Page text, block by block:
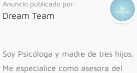
Anuncio publicado por:
Dream Team
Soy Psicóloga y madre de tres hijos.
Me especialicé como asesora del